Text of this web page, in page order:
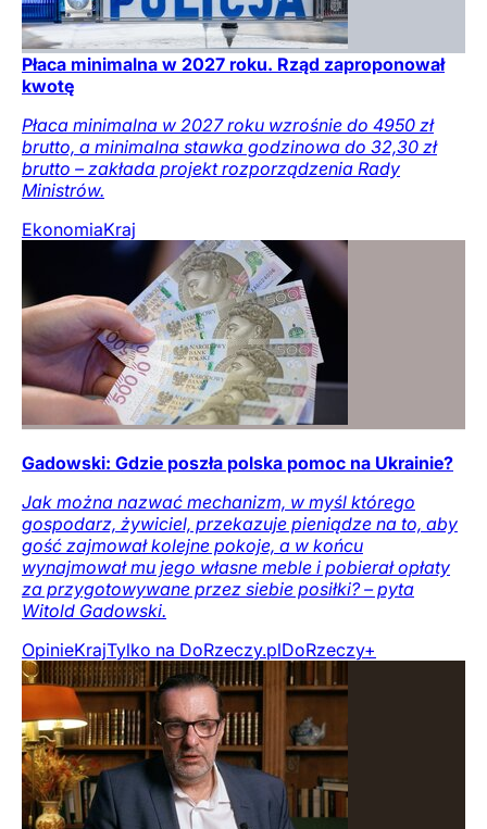
Płaca minimalna w 2027 roku. Rząd zaproponował
kwotę
Płaca minimalna w 2027 roku wzrośnie do 4950 zł
brutto, a minimalna stawka godzinowa do 32,30 zł
brutto – zakłada projekt rozporządzenia Rady
Ministrów.
EkonomiaKraj
Gadowski: Gdzie poszła polska pomoc na Ukrainie?
Jak można nazwać mechanizm, w myśl którego
gospodarz, żywiciel, przekazuje pieniądze na to, aby
gość zajmował kolejne pokoje, a w końcu
wynajmował mu jego własne meble i pobierał opłaty
za przygotowywane przez siebie posiłki? – pyta
Witold Gadowski.
OpinieKrajTylko na DoRzeczy.plDoRzeczy+